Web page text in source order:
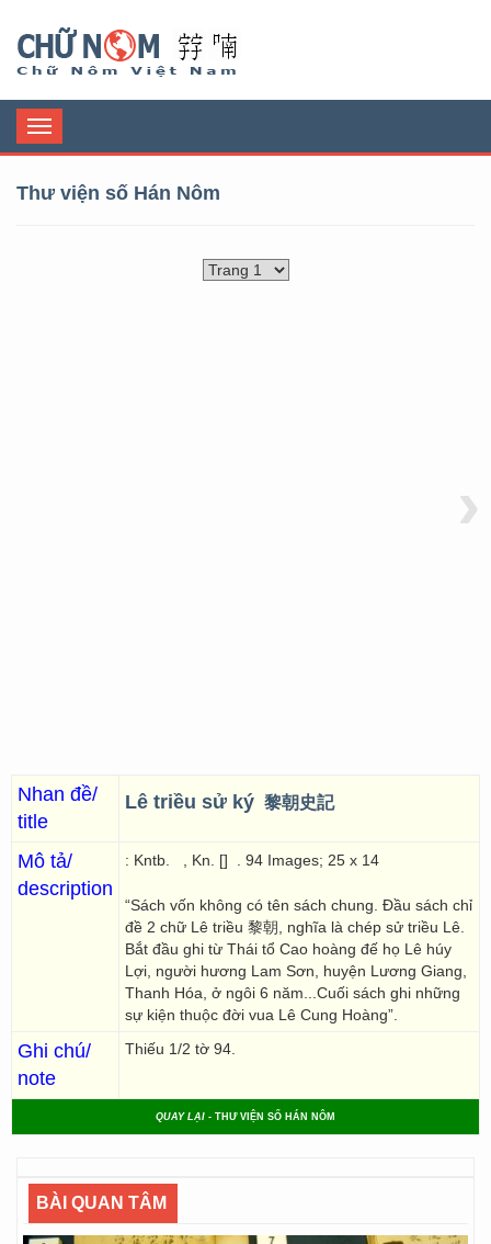
Toggle
navigation
Thư viện số Hán Nôm
›
Nhan đề/
title
Lê triều sử ký 黎朝史記
Mô tả/
description
: Kntb. , Kn. [] . 94 Images; 25 x 14
“Sách vốn không có tên sách chung. Đầu sách chỉ
đề 2 chữ Lê triều 黎朝, nghĩa là chép sử triều Lê.
Bắt đầu ghi từ Thái tổ Cao hoàng đế họ Lê húy
Lợi, người hương Lam Sơn, huyện Lương Giang,
Thanh Hóa, ở ngôi 6 năm...Cuối sách ghi những
sự kiện thuộc đời vua Lê Cung Hoàng”.
Ghi chú/
note
Thiếu 1/2 tờ 94.
QUAY LẠI - THƯ VIỆN SỐ HÁN NÔM
BÀI QUAN TÂM